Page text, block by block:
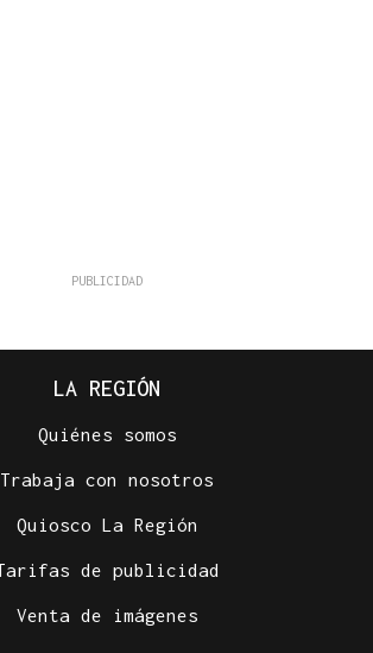
LA REGIÓN
Quiénes somos
Trabaja con nosotros
Quiosco La Región
de publicidad
Venta de imágenes